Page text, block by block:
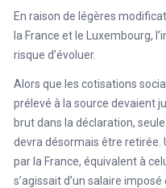
En raison de légères
la France et le Luxembourg,
risque d’évoluer.
Alors que les cotisations
prélevé à la source devaient
brut dans la déclaration,
devra désormais être retirée.
par la France, équivalent à
s’agissait d’un salaire imposé